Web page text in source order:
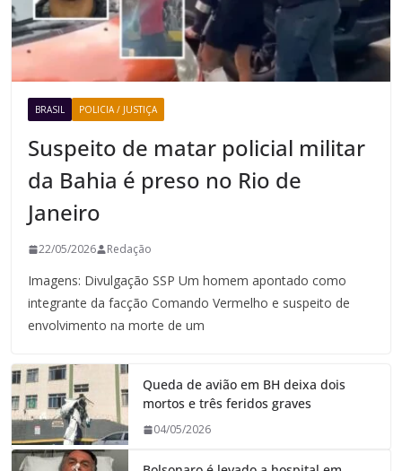
BRASIL POLICIA / JUSTIÇA
Suspeito de matar policial militar
da Bahia é preso no Rio de
Janeiro
22/05/2026 Redação
Imagens: Divulgação SSP Um homem apontado como
integrante da facção Comando Vermelho e suspeito de
envolvimento na morte de um
Queda de avião em BH deixa dois
mortos e três feridos graves
04/05/2026